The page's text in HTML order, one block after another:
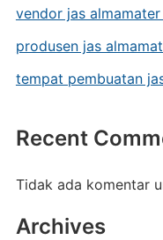
vendor jas
produsen jas
tempat pembuatan
Recent
Tidak ada komentar
Archives